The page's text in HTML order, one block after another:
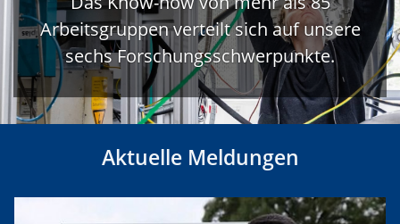
Arbeitsgruppen verteilt sich auf unsere
sechs Forschungsschwerpunkte.
Aktuelle Meldungen